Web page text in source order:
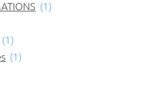
(1)
(1)
(1)